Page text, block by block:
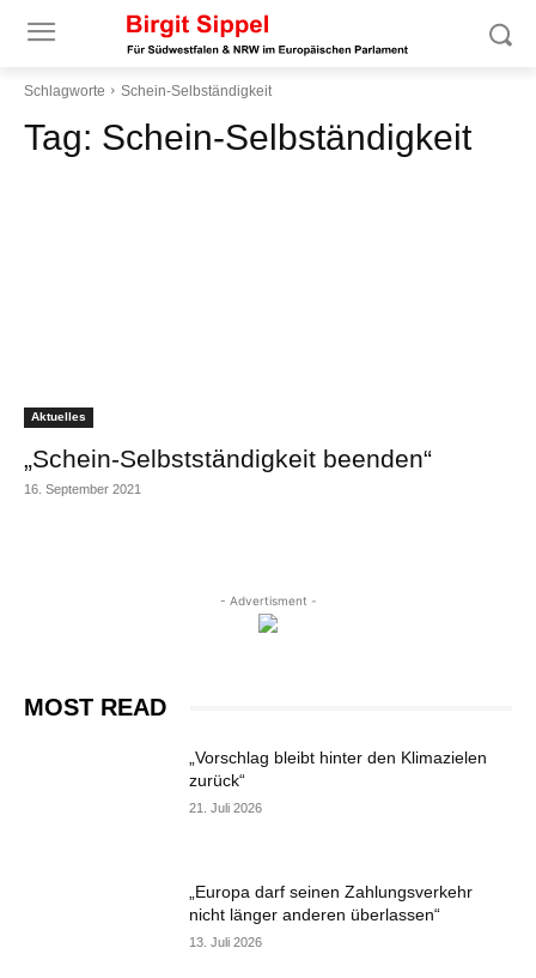
Schlagworte Schein-Selbständigkeit
Tag: Schein-Selbständigkeit
Aktuelles
„Schein-Selbstständigkeit beenden“
16. September 2021
- Advertisment -
MOST READ
„Vorschlag bleibt hinter den Klimazielen
zurück“
21. Juli 2026
„Europa darf seinen Zahlungsverkehr
nicht länger anderen überlassen“
13. Juli 2026